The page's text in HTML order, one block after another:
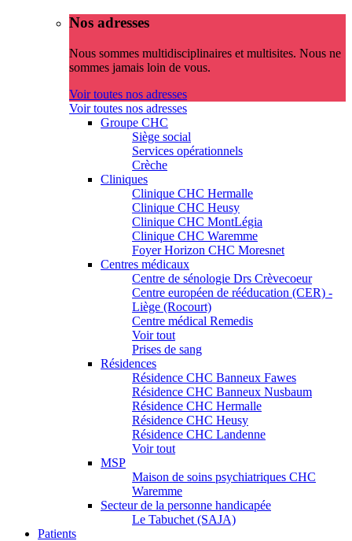
Nos adresses
Nous sommes multidisciplinaires et multisites. Nous ne
sommes jamais loin de vous.
Voir toutes nos adresses
Voir toutes nos adresses
Groupe CHC
Siège social
Services opérationnels
Crèche
Cliniques
Clinique CHC Hermalle
Clinique CHC Heusy
Clinique CHC MontLégia
Clinique CHC Waremme
Foyer Horizon CHC Moresnet
Centres médicaux
Centre de sénologie Drs Crèvecoeur
Centre européen de rééducation (CER) -
Liège (Rocourt)
Centre médical Remedis
Voir tout
Prises de sang
Résidences
Résidence CHC Banneux Fawes
Résidence CHC Banneux Nusbaum
Résidence CHC Hermalle
Résidence CHC Heusy
Résidence CHC Landenne
Voir tout
MSP
Maison de soins psychiatriques CHC
Waremme
Secteur de la personne handicapée
Le Tabuchet (SAJA)
Patients